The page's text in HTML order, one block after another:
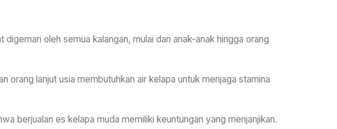
oleh semua kalangan, mulai dari anak-anak hingga orang
orang lanjut usia membutuhkan air kelapa untuk menjaga stamina
berjualan es kelapa muda memiliki keuntungan yang menjanjikan.